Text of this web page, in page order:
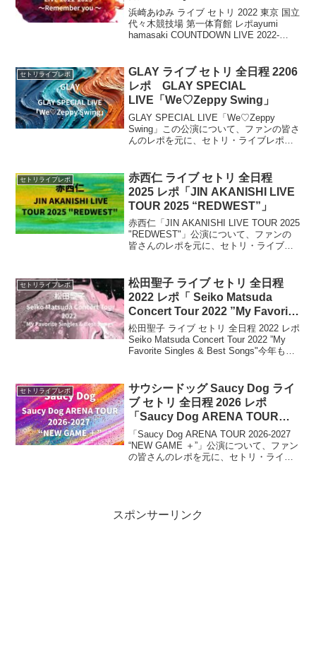
COUNTDOWN LIVE 2022-2023
〜Remember you 〜」
浜崎あゆみ ライブ セトリ 2022 東京 国立
代々木競技場 第一体育館 レポayumi
hamasaki COUNTDOWN LIVE 2022-
セトリライブレポ
GLAY ライブ セトリ 全日程 2206
レポ GLAY SPECIAL
LIVE「We♡Zeppy Swing」
GLAY SPECIAL LIVE「We♡Zeppy
Swing」この公演について、ファンの皆さ
んのレポを元に、セトリ・ライブレポを
シャルライブ。FC30周年を記念したライ
ブシリーズ「We♡Happy Swing Vol.4 ～
Promise The Venezia～」に先駆けて実施
される公演。
セトリライブレポ
赤西仁 ライブ セトリ 全日程
2025 レポ「JIN AKANISHI LIVE
TOUR 2025 “REDWEST”」
赤西仁「JIN AKANISHI LIVE TOUR 2025
"REDWEST"」公演について、ファンの
皆さんのレポを元に、セトリ・ライブレ
巡る予定です。
セトリライブレポ
松田聖子 ライブ セトリ 全日程
2022 レポ「 Seiko Matsuda
Concert Tour 2022 ”My Favorite
Singles & Best Songs”」
松田聖子 ライブ セトリ 全日程 2022 レポ
Seiko Matsuda Concert Tour 2022 ”My
Favorite Singles & Best Songs"今年もさ
セトリライブレポ
サウシードッグ Saucy Dog ライ
ブ セトリ 全日程 2026 レポ
「Saucy Dog ARENA TOUR
2026-2027 “NEW GAME ＋”」
「Saucy Dog ARENA TOUR 2026-2027
“NEW GAME ＋”」公演について、ファン
の皆さんのレポを元に、セトリ・ライブ
スポンサーリンク